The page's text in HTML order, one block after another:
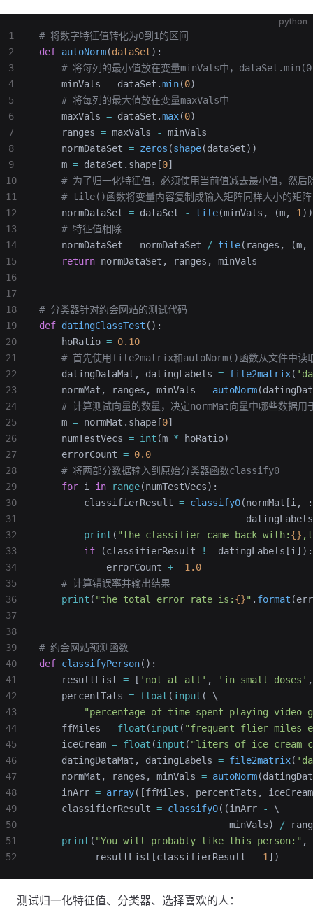
python
# 将数字特征值转化为0到1的区间
def autoNorm(dataSet):
# 将每列的最小值放在变量minVals中，
    minVals
= dataSet.min(0)
    # 将每列的最大值放在变量maxVals中
    maxVals
= dataSet.max(0)
    ranges
= maxVals -
minVals
    normDataSet
= zeros (shape(dataSet))
    m
= dataSet.shape[0]
# 为了归一化特征值，必须使用当前值减去最小值，然后
    # tile()函数将变量内容复制成输入矩阵同样大小的矩阵
    normDataSet
= dataSet - tile(minVals, (m, 1))
    # 特征值相除
    normDataSet
= normDataSet / tile(ranges, (m,
    return
normDataSet, ranges, minVals
# 分类器针对约会网站的测试代码
def datingClassTest ():
    hoRatio
= 0.10
# 首先使用file2matrix和autoNorm()函数从文件中读
    datingDataMat, datingLabels
= file2matrix(
    normMat, ranges, minVals
= autoNorm
# 计算测试向量的数量，决定normMat向量中哪些数据用
    m
= normMat.shape[0]
    numTestVecs
= int (m * hoRatio)
    errorCount
= 0.0
    # 将两部分数据输入到原始分类器函数classify0
    for
i in range(numTestVecs):
        classifierResult
= classify0(normMat[i,
        print
( "the classifier came back with: {}
        if
(classifierResult != datingLabels[i]):
            errorCount
+= 1.0
    # 计算错误率并输出结果
    print
( "the total error rate is: {}" . format
# 约会网站预测函数
def classifyPerson():
    resultList
= [ 'not at all' , 'in small doses'
    percentTats
= float (input ( \
"percentage of time spent playing video
    ffMiles
= float (input ( "frequent flier miles
    iceCream
= float (input ( "liters of ice cream
    datingDataMat, datingLabels
= file2matrix(
    normMat, ranges, minVals
= autoNorm
    inArr
= array([ffMiles, percentTats,
    classifierResult
= classify0((inArr -
\
                                  minVals)
/
    print
( "You will probably like this person:" ,
          resultList[classifierResult
- 1])
1
2
3
4
5
6
7
8
9
10
11
12
13
14
15
16
17
18
19
20
21
22
23
24
25
26
27
28
29
30
31
32
33
34
35
36
37
38
39
40
41
42
43
44
45
46
47
48
49
50
51
52
测试归一化特征值、分类器、选择喜欢的人：